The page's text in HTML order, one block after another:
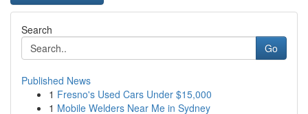
Search
Go
Published News
1 Fresno's Used Cars Under $15,000
1 Mobile Welders Near Me in Sydney